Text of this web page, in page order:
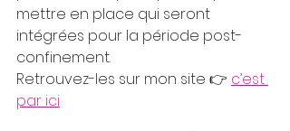
mettre en place qui seront
intégrées pour la période post-
confinement.
Retrouvez-les sur mon site 👉 c’est
par ici